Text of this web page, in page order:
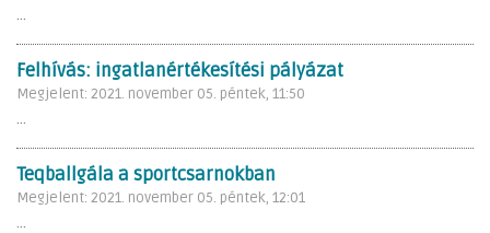
...
Felhívás: ingatlanértékesítési pályázat
Megjelent: 2021. november 05. péntek, 11:50
...
Teqballgála a sportcsarnokban
Megjelent: 2021. november 05. péntek, 12:01
...